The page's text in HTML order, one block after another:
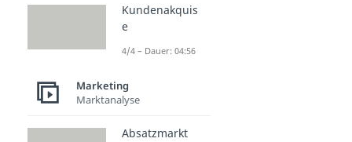
Kundenakquis
e
4/4 – Dauer: 04:56
Marketing
Marktanalyse
Absatzmarkt